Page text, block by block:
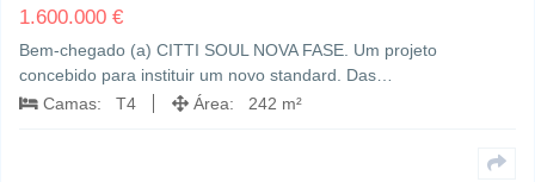
1.600.000 €
Bem-chegado (a) CITTI SOUL NOVA FASE. Um projeto
concebido para instituir um novo standard. Das…
Camas: T4
Área: 242 m²